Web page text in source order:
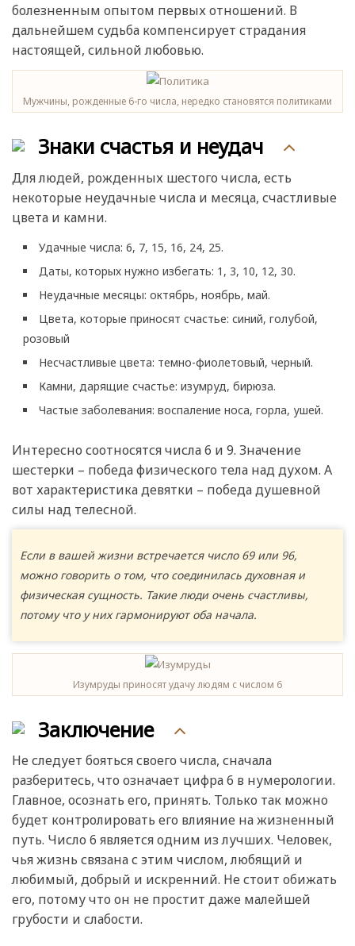
болезненным опытом первых отношений. В
дальнейшем судьба компенсирует страдания
настоящей, сильной любовью.
Мужчины, рожденные 6-го числа, нередко становятся политиками
Знаки счастья и неудач
Для людей, рожденных шестого числа, есть
некоторые неудачные числа и месяца, счастливые
цвета и камни.
Удачные числа: 6, 7, 15, 16, 24, 25.
Даты, которых нужно избегать: 1, 3, 10, 12, 30.
Неудачные месяцы: октябрь, ноябрь, май.
Цвета, которые приносят счастье: синий, голубой,
розовый
Несчастливые цвета: темно-фиолетовый, черный.
Камни, дарящие счастье: изумруд, бирюза.
Частые заболевания: воспаление носа, горла, ушей.
Интересно соотносятся числа 6 и 9. Значение
шестерки – победа физического тела над духом. А
вот характеристика девятки – победа душевной
силы над телесной.
Если в вашей жизни встречается число 69 или 96,
можно говорить о том, что соединилась духовная и
физическая сущность. Такие люди очень счастливы,
потому что у них гармонируют оба начала.
Изумруды приносят удачу людям с числом 6
Заключение
Не следует бояться своего числа, сначала
разберитесь, что означает цифра 6 в нумерологии.
Главное, осознать его, принять. Только так можно
будет контролировать его влияние на жизненный
путь. Число 6 является одним из лучших. Человек,
чья жизнь связана с этим числом, любящий и
любимый, добрый и искренний. Не стоит обижать
его, потому что он не простит даже малейшей
грубости и слабости.